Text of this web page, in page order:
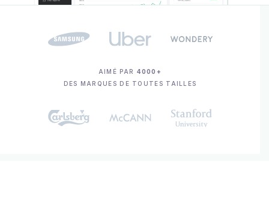
AIMÉ PAR 4000+
DES MARQUES DE TOUTES TAILLES